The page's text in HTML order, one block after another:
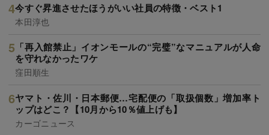
今すぐ昇進させたほうがいい社員の特徴・ベスト1
本田淳也
「再入館禁止」イオンモールの“完璧”なマニュアルが人命
を守れなかったワケ
窪田順生
ヤマト・佐川・日本郵便…宅配便の「取扱個数」増加率ト
ップはどこ？【10月から10％値上げも】
カーゴニュース